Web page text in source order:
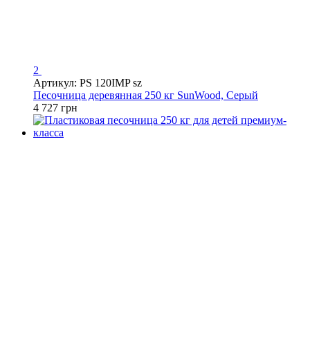
2
Артикул: PS 120IMP sz
Песочница деревянная 250 кг SunWood, Cерый
4 727 грн